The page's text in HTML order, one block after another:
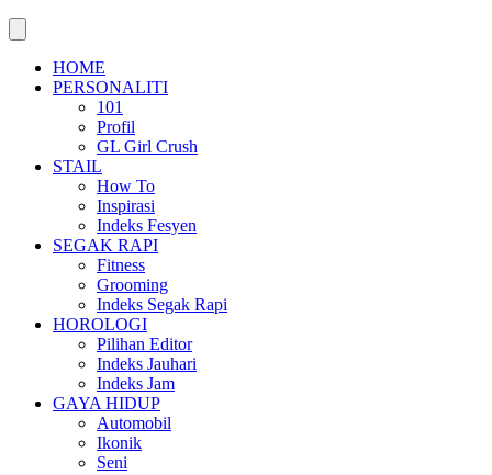
HOME
PERSONALITI
101
Profil
GL Girl Crush
STAIL
How To
Inspirasi
Indeks Fesyen
SEGAK RAPI
Fitness
Grooming
Indeks Segak Rapi
HOROLOGI
Pilihan Editor
Indeks Jauhari
Indeks Jam
GAYA HIDUP
Automobil
Ikonik
Seni